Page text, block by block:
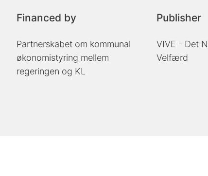
Financed by
Partnerskabet om kommunal
økonomistyring mellem
regeringen og KL
Publisher
VIVE - Det
Velfærd